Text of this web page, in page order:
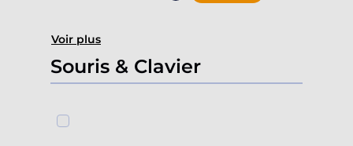
Voir plus
Souris & Clavier